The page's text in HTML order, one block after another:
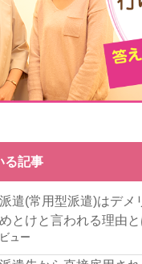
る記事
遣(常用型派遣)はデメ
とけと言われる理由
ュー